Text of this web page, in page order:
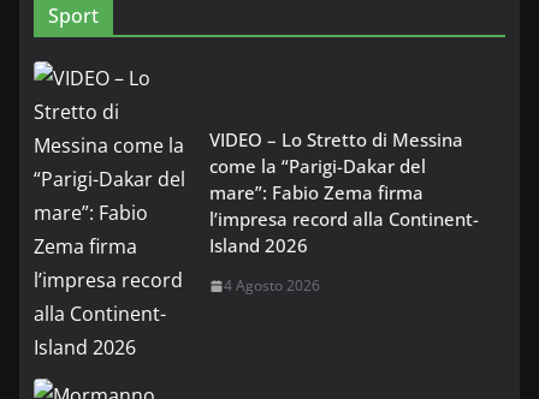
Sport
VIDEO – Lo Stretto di Messina
come la “Parigi-Dakar del
mare”: Fabio Zema firma
l’impresa record alla Continent-
Island 2026
4 Agosto 2026